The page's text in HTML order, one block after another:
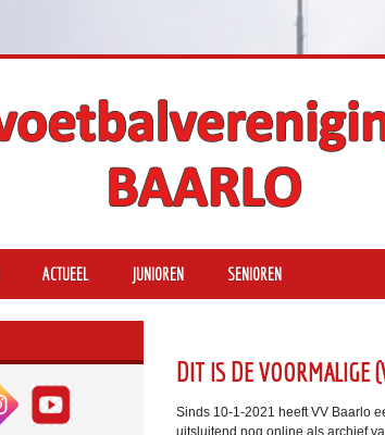
ACTUEEL JUNIOREN SENIOREN
DIT IS DE VOORMALIGE
Sinds 10-1-2021 heeft VV Baarlo
uitsluitend nog online als archief